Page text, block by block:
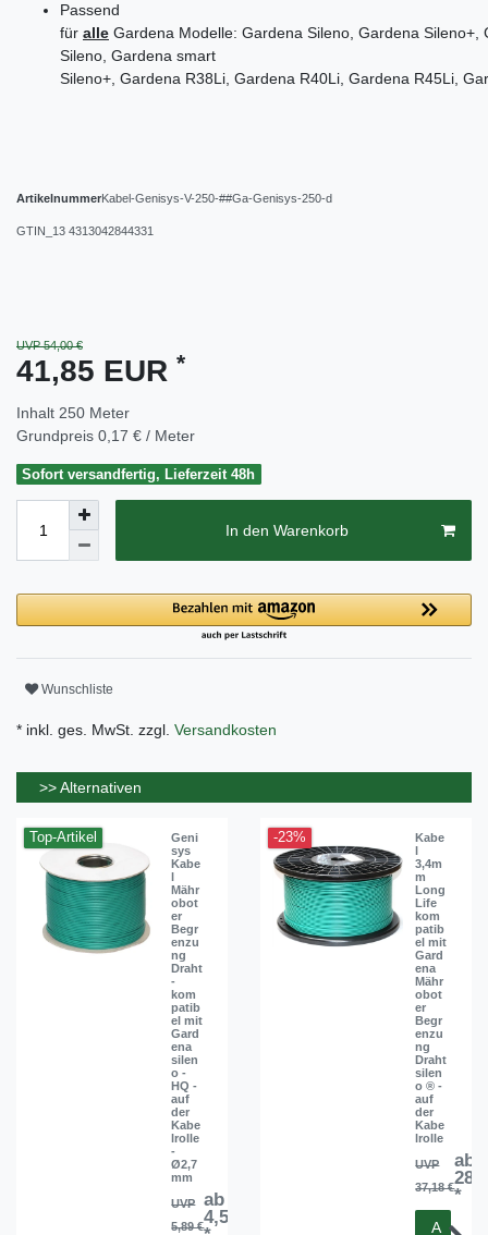
Passend
für alle Gardena Modelle: Gardena Sileno, Gardena Sileno+,
Sileno, Gardena smart
Sileno+, Gardena R38Li, Gardena R40Li, Gardena R45Li,
ArtikelnummerKabel-Genisys-V-250-##Ga-Genisys-250-d
GTIN_13 4313042844331
UVP 54,00 €
41,85 EUR *
Inhalt 250 Meter
Grundpreis 0,17 € / Meter
Sofort versandfertig, Lieferzeit 48h
In den Warenkorb
Wunschliste
* inkl. ges. MwSt. zzgl. Versandkosten
>> Alternativen
Top-Artikel
Geni
sys
Kabe
l
Mähr
obot
er
Begr
enzu
ng
Draht
-
kom
patib
el mit
Gard
ena
silen
o -
HQ -
auf
der
Kabe
lrolle
-
Ø2,7
mm
UVP
5,89 €
ab
4,57 €
-23%
Kabe
l
3,4m
m
Long
Life
kom
patib
el mit
Gard
ena
Mähr
obot
er
Begr
enzu
ng
Draht
silen
o ® -
auf
der
Kabe
lrolle
UVP
37,18 €
ab
*
A